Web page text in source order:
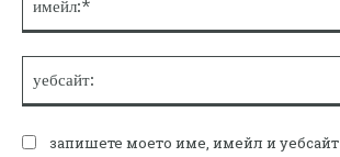
запишете моето име, имейл и уебсайт